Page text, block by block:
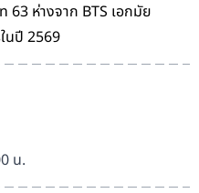
ห่างจาก BTS เอกมัย
นปี 2569
น.